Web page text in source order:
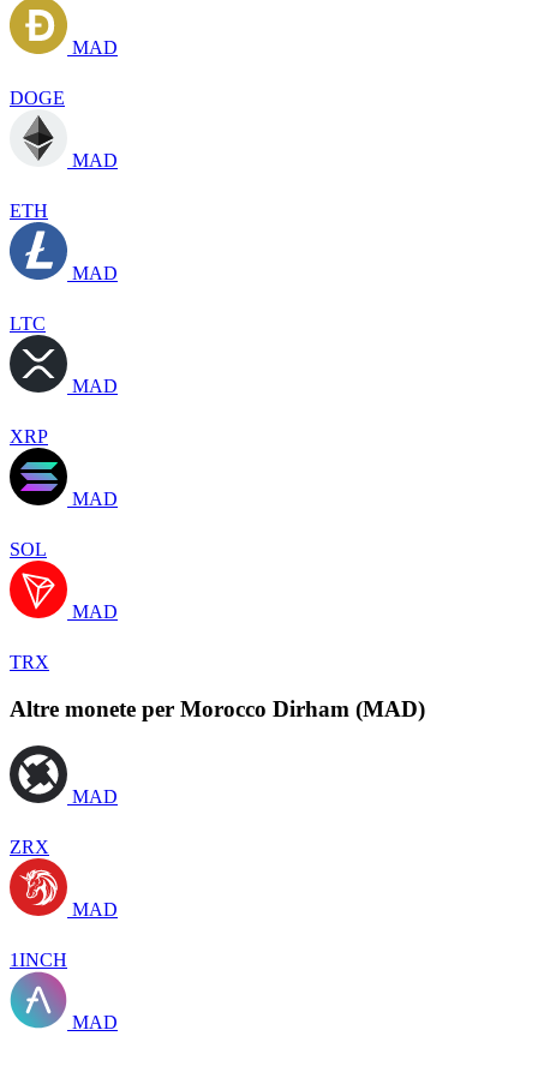
MAD
DOGE
MAD
ETH
MAD
LTC
MAD
XRP
MAD
SOL
MAD
TRX
Altre monete per Morocco Dirham (MAD)
MAD
ZRX
MAD
1INCH
MAD